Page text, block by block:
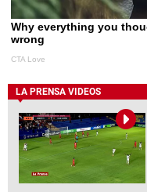
LA PRENSA VIDEOS